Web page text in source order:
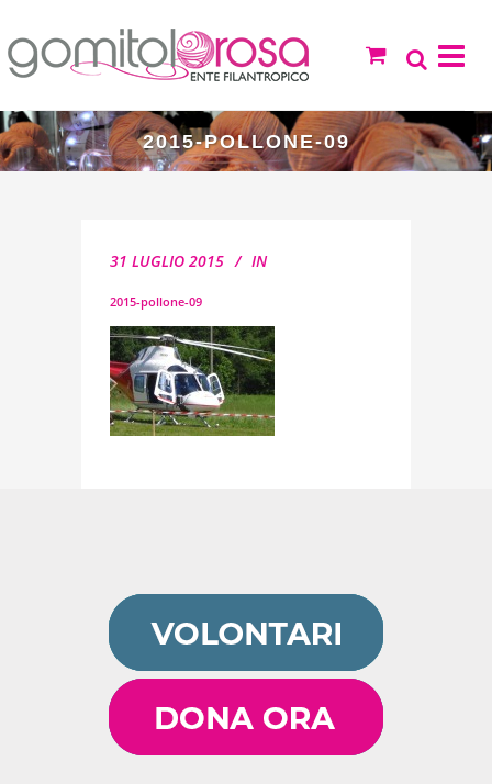
2015-POLLONE-09
31 LUGLIO 2015 IN
2015-pollone-09